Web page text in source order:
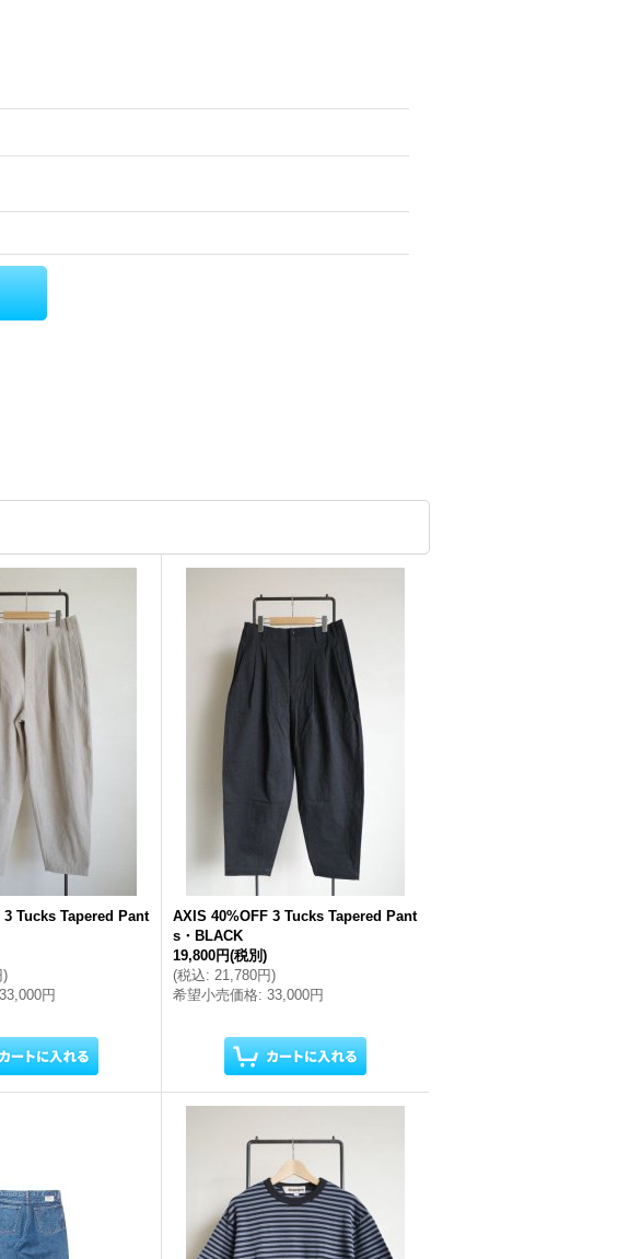
3 Tucks Tapered Pant
)
33,000円
AXIS 40%OFF 3 Tucks Tapered Pant
s・BLACK
19,800円(税別)
(税込: 21,780円)
希望小売価格: 33,000円